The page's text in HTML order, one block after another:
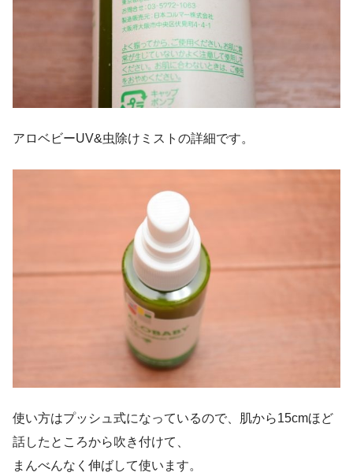
アロベビーUV&虫除けミストの詳細です。
使い方はプッシュ式になっているので、肌から15cmほど
話したところから吹き付けて、
まんべんなく伸ばして使います。